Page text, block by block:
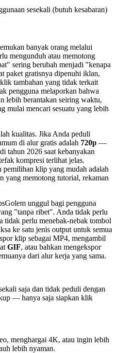
sesekali (butuh kesabaran)
banyak orang melalui
mengunduh atau memotong
sering berubah menjadi "kenapa
paket gratisnya dipenuhi iklan,
tambahan yang tidak terkait
pengguna melaporkan bahwa
lebih berantakan seiring waktu,
mulai mencari sesuatu yang lebih
kualitas. Jika Anda peduli
di alur gratis adalah 720p —
tahun 2026 saat kebanyakan
kompresi terlihat jelas.
pemilihan klip yang mudah adalah
yang memotong tutorial, rekaman
unggul bagi pengguna
"tanpa ribet". Anda tidak perlu
tidak perlu menebak-nebak tombol
ke satu jenis output untuk semua
klip sebagai MP4, mengambil
GIF, atau bahkan mengekspor
dari alur kerja yang sama.
saja dan tidak peduli dengan
— hanya saja siapkan klik
menghargai 4K, atau ingin lebih
lebih nyaman.